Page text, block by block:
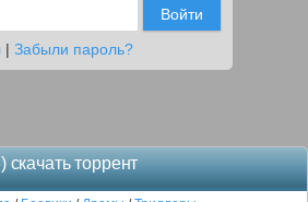
Войти
| Забыли пароль?
торрент